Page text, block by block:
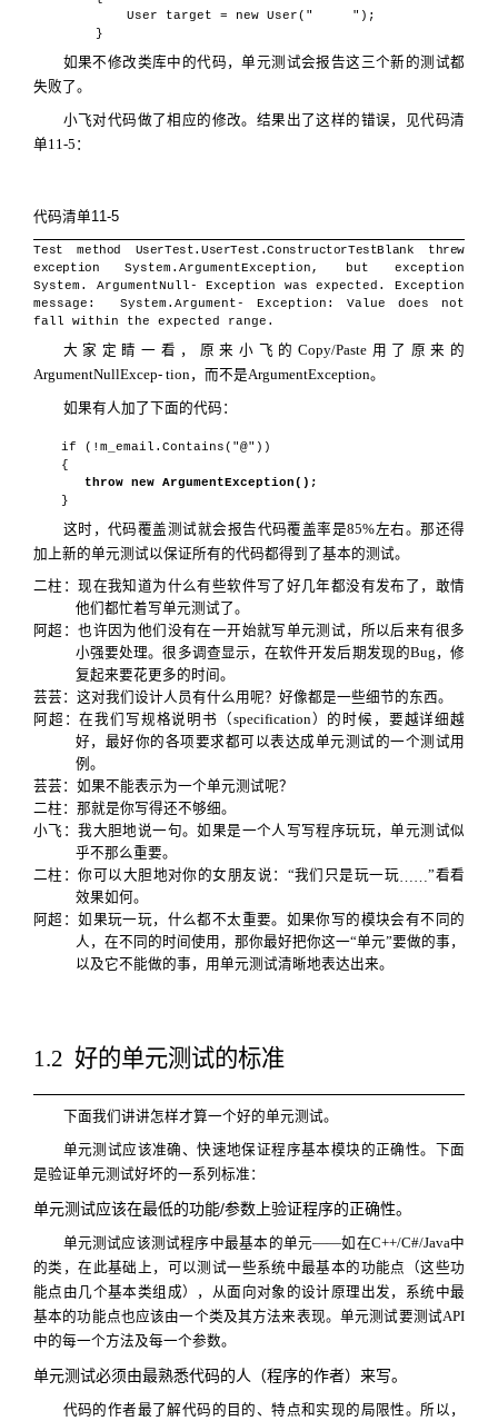
User target = new User("
");
}
如果不修改类库中的代码，单元测试会报告这三个新的测试都
失败了。
小飞对代码做了相应的修改。结果出了这样的错误，见代码清
单11-5 ：
代码清单11-5
Test method UserTest.UserTest.ConstructorTestBlank threw
exceptionSystem.ArgumentException, but exception
System. ArgumentNull- Exception was expected. Exception
message:
System.Argument- Exception: Value does not
fall within the expected range.
大家定睛一看，原来小飞的 Copy/Paste用了原来的
ArgumentNullExcep- tion，而不是ArgumentException。
如果有人加了下面的代码：
if (!m_email.Contains("@"))
{
throw new ArgumentException();
}
这时，代码覆盖测试就会报告代码覆盖率是85%左右。那还得
加上新的单元测试以保证所有的代码都得到了基本的测试。
二柱：现在我知道为什么有些软件写了好几年都没有发布了，敢情
他们都忙着写单元测试了。
阿超：也许因为他们没有在一开始就写单元测试，所以后来有很多
小强要处理。很多调查显示，在软件开发后期发现的Bug ，修
复起来要花更多的时间。
芸芸： 这对我们设计人员有什么用呢？好像都是一些细节的东西。
阿超：在我们写规格说明书（specification）的时候，要越详细越
好，最好你的各项要求都可以表达成单元测试的一个测试用
例。
芸芸： 如果不能表示为一个单元测试呢？
二柱： 那就是你写得还不够细。
小飞：我大胆地说一句。如果是一个人写写程序玩玩，单元测试似
乎不那么重要。
二柱：你可以大胆地对你的女朋友说 ：“我们只是玩一玩 ……”看看
效果如何。
阿超：如果玩一玩，什么都不太重要。如果你写的模块会有不同的
人，在不同的时间使用，那你最好把你这一“单元”要做的事，
以及它不能做的事，用单元测试清晰地表达出来。
1.2 好的单元测试的标准
下面我们讲讲怎样才算一个好的单元测试。
单元测试应该准确、快速地保证程序基本模块的正确性。下面
是验证单元测试好坏的一系列标准：
单元测试应该在最低的功能/参数上验证程序的正确性。
单元测试应该测试程序中最基本的单元——如在C++/C#/Java中
的类，在此基础上，可以测试一些系统中最基本的功能点（这些功
能点由几个基本类组成），从面向对象的设计原理出发，系统中最
基本的功能点也应该由一个类及其方法来表现。单元测试要测试API
中的每一个方法及每一个参数。
单元测试必须由最熟悉代码的人（程序的作者）来写。
代码的作者最了解代码的目的、特点和实现的局限性。所以，